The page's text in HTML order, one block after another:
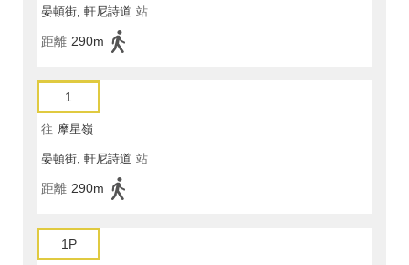
晏頓街, 軒尼詩道 站
距離 290m
1
往 摩星嶺
晏頓街, 軒尼詩道 站
距離 290m
1P